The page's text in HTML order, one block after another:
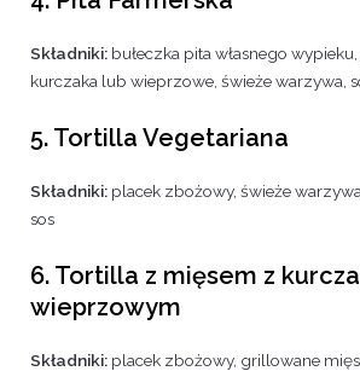
Składniki: bułeczka pita własnego
kurczaka lub wieprzowe, świeże warzywa,
5. Tortilla Vegetariana
Składniki: placek zbożowy, świeże
sos
6. Tortilla z mięsem z
wieprzowym
Składniki: placek zbożowy, grillowane